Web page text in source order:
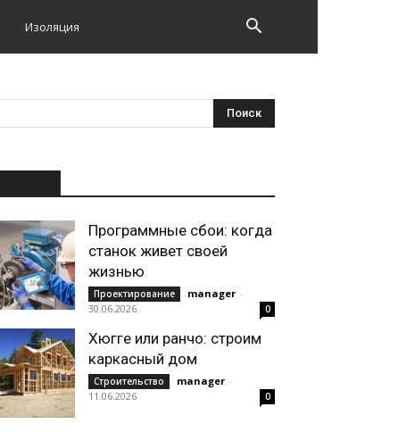
Изоляция
Программные сбои: когда
станок живет своей
жизнью
Проектирование manager -
30.06.2026
0
Хюгге или ранчо: строим
каркасный дом
Строительство manager -
11.06.2026
0